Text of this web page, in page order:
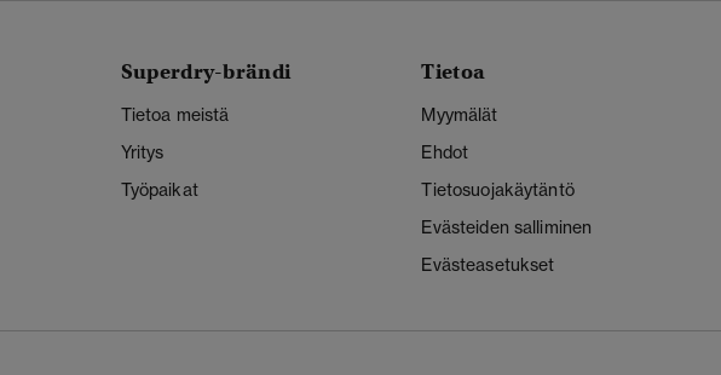
Superdry-brändi
Tietoa meistä
Yritys
Työpaikat
Tietoa
Myymälät
Ehdot
Tietosuojakäytäntö
Evästeiden salliminen
Evästeasetukset